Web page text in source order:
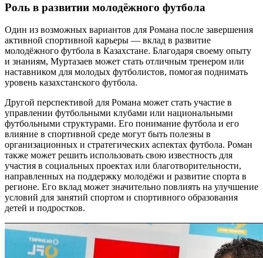
Роль в развитии молодёжного футбола
Один из возможных вариантов для Романа после завершения
активной спортивной карьеры — вклад в развитие
молодёжного футбола в Казахстане. Благодаря своему опыту
и знаниям, Муртазаев может стать отличным тренером или
наставником для молодых футболистов, помогая поднимать
уровень казахстанского футбола.
Другой перспективой для Романа может стать участие в
управлении футбольными клубами или национальными
футбольными структурами. Его понимание футбола и его
влияние в спортивной среде могут быть полезны в
организационных и стратегических аспектах футбола. Роман
также может решить использовать свою известность для
участия в социальных проектах или благотворительности,
направленных на поддержку молодёжи и развитие спорта в
регионе. Его вклад может значительно повлиять на улучшение
условий для занятий спортом и спортивного образования
детей и подростков.